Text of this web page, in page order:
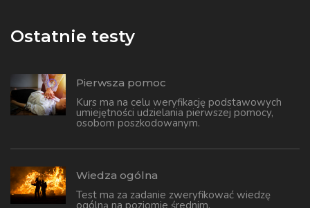
Ostatnie testy
Pierwsza pomoc
Kurs ma na celu weryfikację podstawowych
umiejętności udzielania pierwszej pomocy,
osobom poszkodowanym.
Wiedza ogólna
Test ma za zadanie zweryfikować wiedzę